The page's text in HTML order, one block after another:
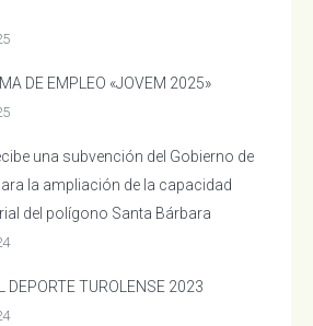
DE EMPLEO «JOVEM 2025»
una subvención del Gobierno de
la ampliación de la capacidad
del polígono Santa Bárbara
DEPORTE TUROLENSE 2023